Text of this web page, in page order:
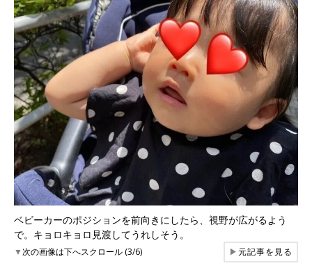
ベビーカーのポジションを前向きにしたら、視野が広がるよう
で。キョロキョロ見渡してうれしそう。
▼次の画像は下へスクロール (3/6) ▶元記事を見る